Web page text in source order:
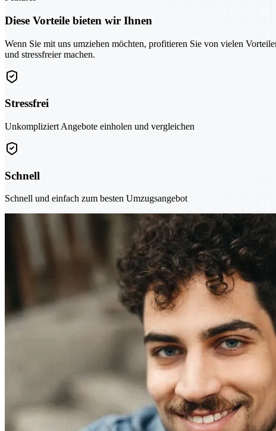
Diese Vorteile bieten wir Ihnen
Wenn Sie mit uns umziehen möchten, profitieren Sie von vielen
und stressfreier machen.
Stressfrei
Unkompliziert Angebote einholen und vergleichen
Schnell
Schnell und einfach zum besten Umzugsangebot